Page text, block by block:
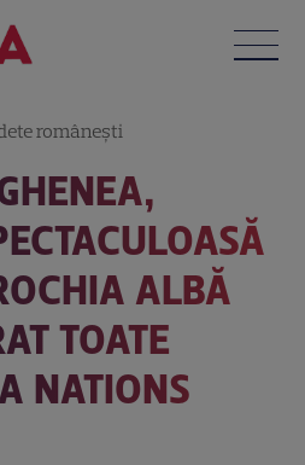
româneşti
ALBĂ
TOATE
NATIONS